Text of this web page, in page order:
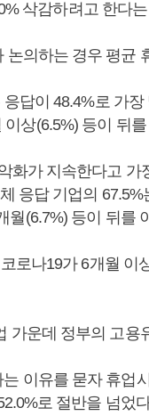
삭감하려고 한다
의하는 경우 평균
답이 48.4%로 가
상(6.5%) 등이 뒤
화가 지속한다고
응답 기업의
월(6.7%) 등이 뒤를
로나19가 6개월
가운데 정부의 고용
이유를 묻자 휴업
로 절반을 넘었